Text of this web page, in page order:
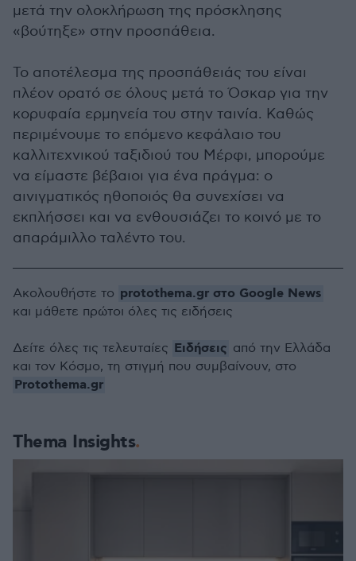
μετά την ολοκλήρωση της πρόσκλησης
«βούτηξε» στην προσπάθεια.
Το αποτέλεσμα της προσπάθειάς του είναι
πλέον ορατό σε όλους μετά το Όσκαρ για την
κορυφαία ερμηνεία του στην ταινία. Καθώς
περιμένουμε το επόμενο κεφάλαιο του
καλλιτεχνικού ταξιδιού του Μέρφι, μπορούμε
να είμαστε βέβαιοι για ένα πράγμα: ο
αινιγματικός ηθοποιός θα συνεχίσει να
εκπλήσσει και να ενθουσιάζει το κοινό με το
απαράμιλλο ταλέντο του.
Thema Insights
Ακολουθήστε το protothema.gr στο Google News
και μάθετε πρώτοι όλες τις ειδήσεις
Δείτε όλες τις τελευταίες Ειδήσεις από την Ελλάδα
και τον Κόσμο, τη στιγμή που συμβαίνουν, στο
Protothema.gr